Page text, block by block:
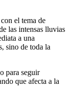
el tema de
las intensas lluvias
a una
sino de toda la
para seguir
que afecta a la